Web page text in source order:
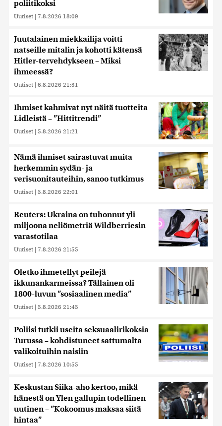
poliitikoksi
Uutiset | 7.8.2026 18:09
Juutalainen miekkailija voitti
natseille mitalin ja kohotti kätensä
Hitler-tervehdykseen – Miksi
ihmeessä?
Uutiset | 6.8.2026 21:31
Ihmiset kahmivat nyt näitä tuotteita
Lidleistä – ”Hittitrendi”
Uutiset | 5.8.2026 21:21
Nämä ihmiset sairastuvat muita
herkemmin sydän- ja
verisuonitauteihin, sanoo tutkimus
Uutiset | 5.8.2026 22:01
Reuters: Ukraina on tuhonnut yli
miljoona neliömetriä Wildberriesin
varastotilaa
Uutiset | 7.8.2026 21:55
Oletko ihmetellyt peilejä
ikkunankarmeissa? Tällainen oli
1800-luvun ”sosiaalinen media”
Uutiset | 5.8.2026 21:45
Poliisi tutkii useita seksuaalirikoksia
Turussa – kohdistuneet sattumalta
valikoituihin naisiin
Uutiset | 7.8.2026 10:55
Keskustan Siika-aho kertoo, mikä
hänestä on Ylen gallupin todellinen
uutinen – ”Kokoomus maksaa siitä
hintaa”